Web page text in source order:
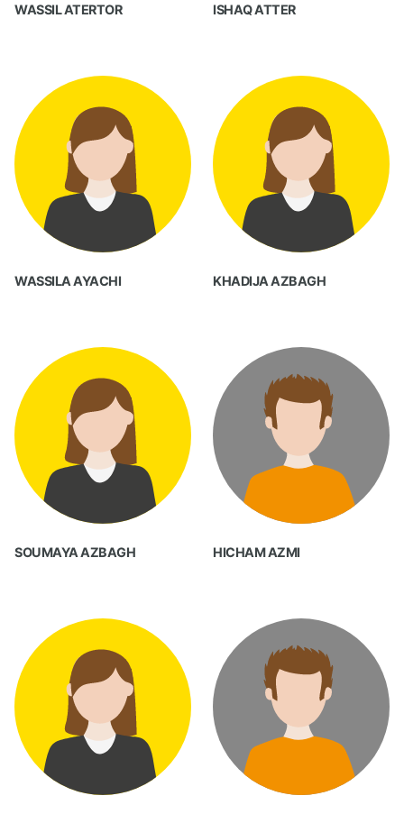
WASSIL ATERTOR ISHAQ ATTER
WASSILA AYACHI KHADIJA AZBAGH
SOUMAYA AZBAGH HICHAM AZMI